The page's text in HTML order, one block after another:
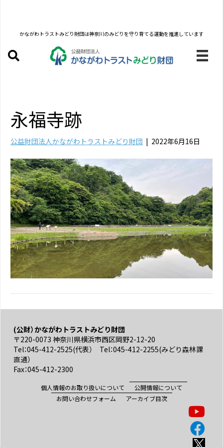
かながわトラストみどり財団は神奈川のみどりを守り育てる運動を推進しています
永福寺跡
公益財団法人かながわトラストみどり財団 | 2022年6月16日
(公財）かながわトラストみどり財団
〒220-0073 神奈川県横浜市西区岡野2-12-20
Tel：045-412-2525(代表） Tel：045-412-2255(みどり森林課
直通）
Fax：045-412-2300
個人情報のお取り扱いについて
公開情報について
お問い合わせフォーム
アーカイブ目次